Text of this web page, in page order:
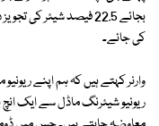
بجائے 22.5 فیصد شیئر
کی جائے۔
وارنر کہتے ہیں کہ ہم اپنے
ریونیو شیئرنگ ماڈل سے ایک انچ